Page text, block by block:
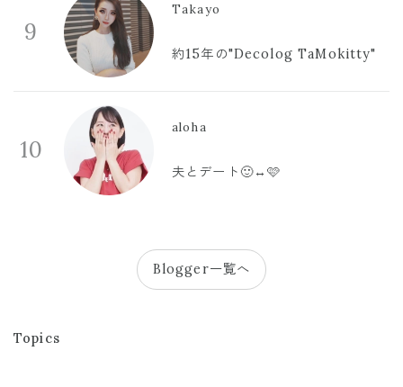
9
Takayo
約15年の"Decolog TaMokitty"
10
aloha
夫とデート🙂‍↔️🩷
Blogger一覧へ
Topics